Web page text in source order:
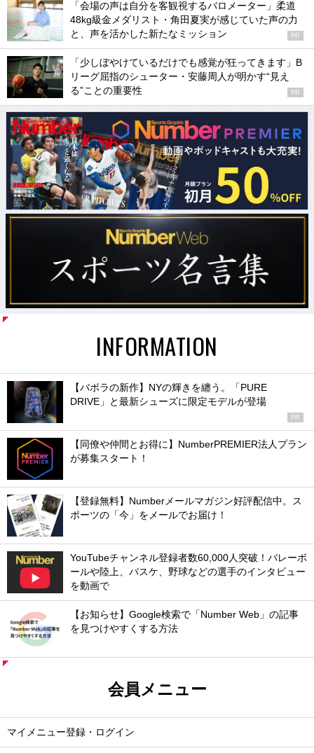
「会場の声は自分を客観視するバロメーター」柔道
48kg級金メダリスト・角田夏実が感じていた声の力
と、声を活かした新たなミッション
PR
「少しぼやけているだけでも感覚が狂ってきます」B
リーグ屈指のシューター・安藤周人が明かす“見え
る”ことの重要性
PR
INFORMATION
【バボラの新作】NYの輝きを纏う。「PURE
DRIVE」と最新シューズに限定モデルが登場
PR
【同僚や仲間とお得に】NumberPREMIER法人プラン
が募集スタート！
【登録無料】Numberメールマガジン好評配信中。ス
ポーツの「今」をメールでお届け！
YouTubeチャンネル登録者数60,000人突破！バレーボ
ールや陸上、バスケ、野球などの選手のインタビュー
を動画で
【お知らせ】Google検索で「Number Web」の記事
を見つけやすくする方法
会員メニュー
マイメニュー登録・ログイン